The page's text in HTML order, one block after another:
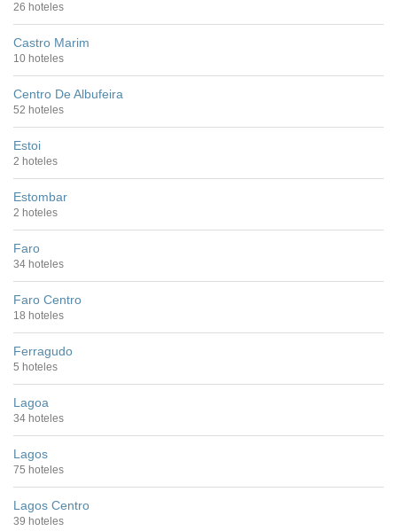
26 hoteles
Castro Marim
10 hoteles
Centro De Albufeira
52 hoteles
Estoi
2 hoteles
Estombar
2 hoteles
Faro
34 hoteles
Faro Centro
18 hoteles
Ferragudo
5 hoteles
Lagoa
34 hoteles
Lagos
75 hoteles
Lagos Centro
39 hoteles